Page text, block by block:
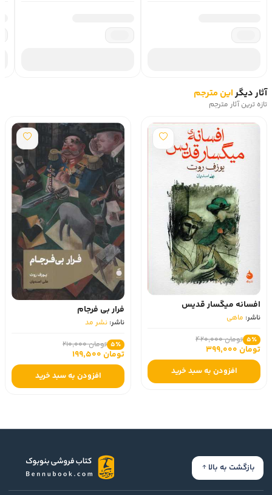
آثار دیگراین مترجم
تازه ترین آثار مترجم
افسانه میگسار قدیس
ناشر: ماهی
5٪ تومان 420,000
تومان 399,000
افزودن به سبد خرید
فرار بی فرجام
ناشر: نشر مد
5٪ تومان 210,000
تومان 199,500
افزودن به سبد خرید
بازگشت به بالا